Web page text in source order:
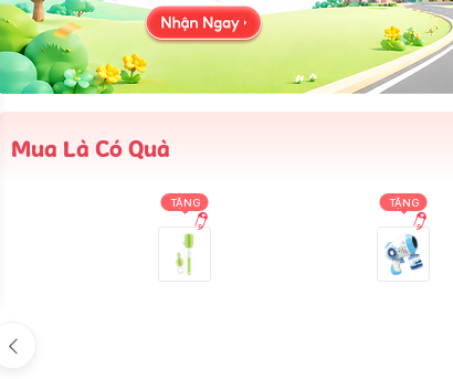
Mua Là Có Quà
TẶNG TẶNG